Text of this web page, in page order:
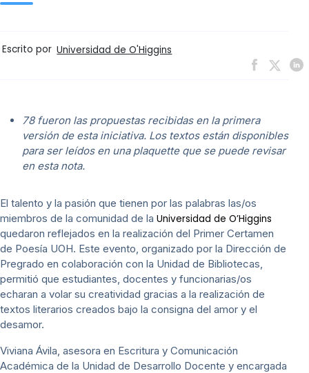
Escrito por Universidad de O'Higgins
78 fueron las propuestas recibidas en la primera
versión de esta iniciativa. Los textos están disponibles
para ser leídos en una plaquette que se puede revisar
en esta nota.
El talento y la pasión que tienen por las palabras las/os
miembros de la comunidad de la Universidad de O’Higgins
quedaron reflejados en la realización del Primer Certamen
de Poesía UOH. Este evento, organizado por la Dirección de
Pregrado en colaboración con la Unidad de Bibliotecas,
permitió que estudiantes, docentes y funcionarias/os
echaran a volar su creatividad gracias a la realización de
textos literarios creados bajo la consigna del amor y el
desamor.
Viviana Ávila, asesora en Escritura y Comunicación
Académica de la Unidad de Desarrollo Docente y encargada